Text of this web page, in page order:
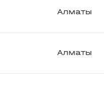
Алматы
Алматы